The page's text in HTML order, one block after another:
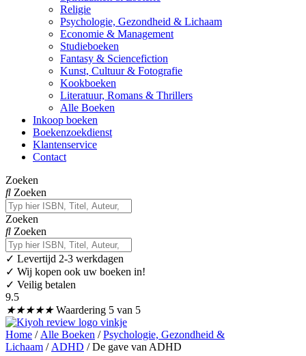
Religie
Psychologie, Gezondheid & Lichaam
Economie & Management
Studieboeken
Fantasy & Sciencefiction
Kunst, Cultuur & Fotografie
Kookboeken
Literatuur, Romans & Thrillers
Alle Boeken
Inkoop boeken
Boekenzoekdienst
Klantenservice
Contact
Zoeken
Zoeken
Zoeken
Zoeken
✓ Levertijd 2-3 werkdagen
✓ Wij kopen ook uw boeken in!
✓ Veilig betalen
9.5
★★★★★ Waardering 5 van 5
Home / Alle Boeken /Psychologie, Gezondheid &
Lichaam / ADHD / De gave van ADHD